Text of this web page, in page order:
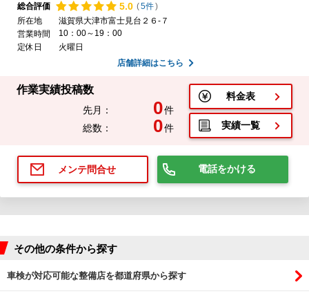
総合評価 5.0 (5件)
所在地
滋賀県大津市富士見台２６-７
営業時間
10：00～19：00
定休日
火曜日
店舗詳細はこちら
作業実績投稿数
先月： 0件
総数：
0件
料金表
実績一覧
メンテ問合せ 電話をかける
その他の条件から探す
車検が対応可能な整備店を都道府県から探す